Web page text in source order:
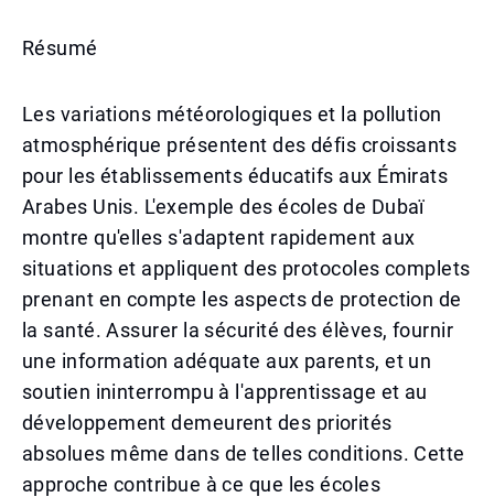
Résumé
Les variations météorologiques et la pollution
atmosphérique présentent des défis croissants
pour les établissements éducatifs aux Émirats
Arabes Unis. L'exemple des écoles de Dubaï
montre qu'elles s'adaptent rapidement aux
situations et appliquent des protocoles complets
prenant en compte les aspects de protection de
la santé. Assurer la sécurité des élèves, fournir
une information adéquate aux parents, et un
soutien ininterrompu à l'apprentissage et au
développement demeurent des priorités
absolues même dans de telles conditions. Cette
approche contribue à ce que les écoles